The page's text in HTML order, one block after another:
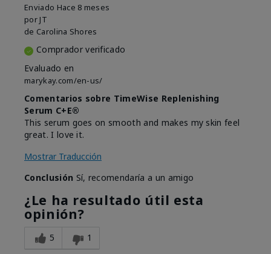
Enviado Hace 8 meses
por JT
de Carolina Shores
Comprador verificado
Evaluado en
marykay.com/en-us/
Comentarios sobre TimeWise Replenishing
Serum C+E®
This serum goes on smooth and makes my skin feel
great. I love it.
Mostrar Traducción
Conclusión Sí, recomendaría a un amigo
¿Le ha resultado útil esta
opinión?
5 1